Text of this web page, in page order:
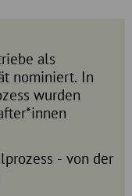
als
nominiert. In
wurden
- von der